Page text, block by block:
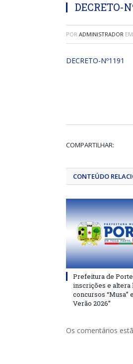
DECRETO-
POR ADMINISTRADOR EM
DECRETO-Nº1191
COMPARTILHAR:
CONTEÚDO
Prefeitura de
inscrições e altera
concursos “Musa”
Verão 2026”
Os comentários